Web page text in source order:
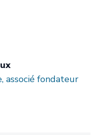
associé fondateur